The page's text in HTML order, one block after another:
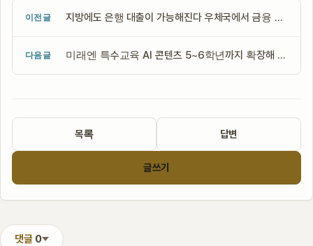
이전글 지방에도 은행 대출이 가능해진다 우체국에서 금융 서비스 시작
다음글 미래엔 특수교육 AI 콘텐츠 5~6학년까지 확장해 학생 맞춤형 학습 지원
목록 답변
글쓰기
댓글 0